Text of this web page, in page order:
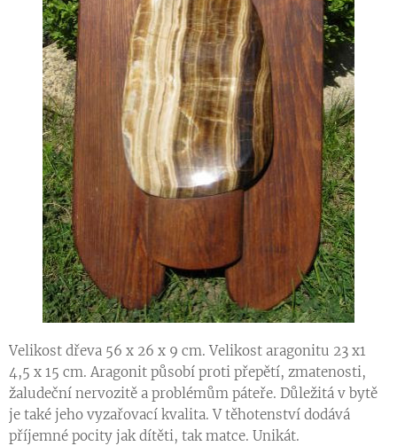
Velikost dřeva 56 x 26 x 9 cm. Velikost aragonitu 23 x1
4,5 x 15 cm. Aragonit působí proti přepětí, zmatenosti,
žaludeční nervozitě a problémům páteře. Důležitá v bytě
je také jeho vyzařovací kvalita. V těhotenství dodává
příjemné pocity jak dítěti, tak matce. Unikát.